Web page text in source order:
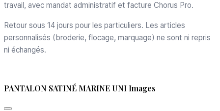
travail, avec mandat administratif et facture Chorus Pro.
Retour sous 14 jours pour les particuliers. Les articles
personnalisés (broderie, flocage, marquage) ne sont ni repris
ni échangés.
PANTALON SATINÉ MARINE UNI Images